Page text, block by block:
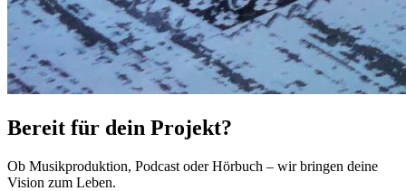
Bereit für dein Projekt?
Ob Musikproduktion, Podcast oder Hörbuch – wir bringen deine
Vision zum Leben.